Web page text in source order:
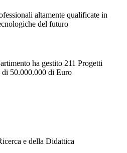
altamente qualificate in
del futuro
ha gestito 211 Progetti
50.000.000 di Euro
e della Didattica